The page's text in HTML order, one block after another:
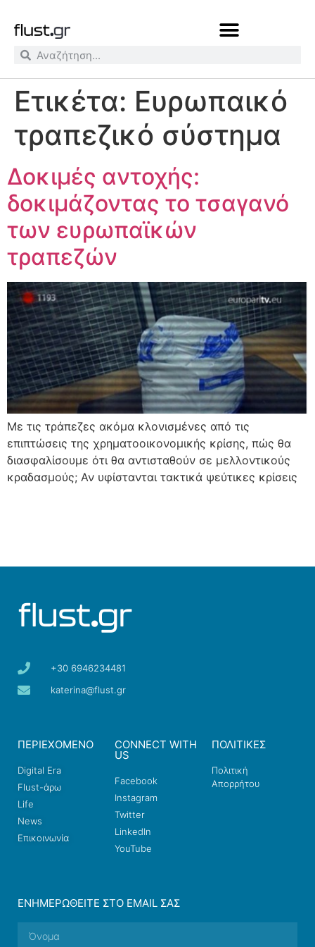
Ετικέτα: Ευρωπαικό
τραπεζικό σύστημα
Δοκιμές αντοχής:
δοκιμάζοντας το τσαγανό
των ευρωπαϊκών
τραπεζών
Με τις τράπεζες ακόμα κλονισμένες από τις
επιπτώσεις της χρηματοοικονομικής κρίσης, πώς θα
διασφαλίσουμε ότι θα αντισταθούν σε μελλοντικούς
κραδασμούς; Αν υφίστανται τακτικά ψεύτικες κρίσεις
+30 6946234481
katerina@flust.gr
ΠΕΡΙΕΧΟΜΕΝΟ
Digital Era
Flust-άρω
Life
News
Επικοινωνία
CONNECT WITH
US
Facebook
Instagram
Twitter
LinkedIn
YouTube
ΠΟΛΙΤΙΚΕΣ
Πολιτική
Απορρήτου
ΕΝΗΜΕΡΩΘΕΊΤΕ ΣΤΟ EMAIL ΣΑΣ